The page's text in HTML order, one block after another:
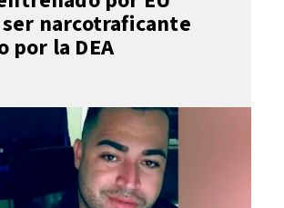
narcotraficante
por la DEA